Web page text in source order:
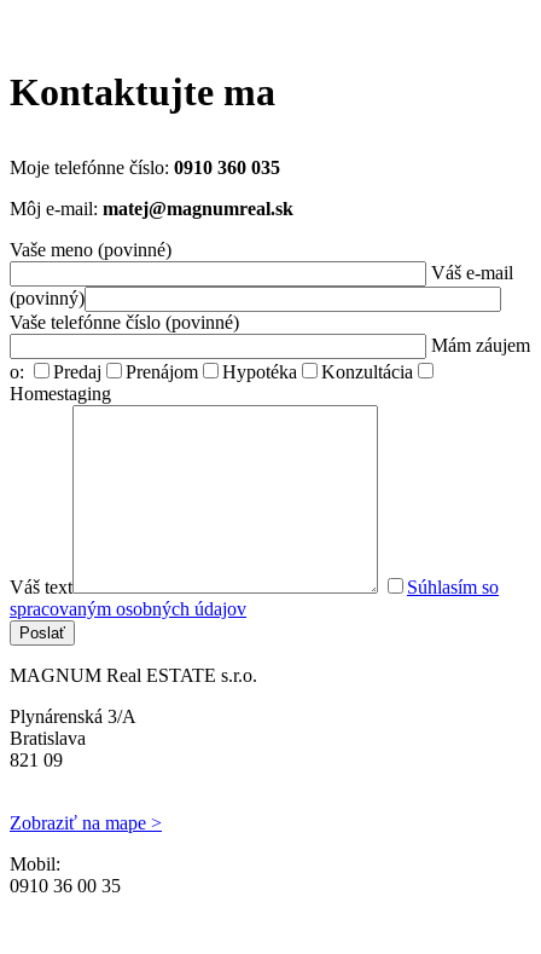
Kontaktujte ma
Moje telefónne číslo: 0910 360 035
Môj e-mail: matej@magnumreal.sk
Vaše meno (povinné)
Váš e-mail
(povinný)
Vaše telefónne číslo (povinné)
Mám záujem
o:
Predaj Prenájom Hypotéka
Konzultácia
Homestaging
Váš text
Súhlasím so
spracovaným osobných údajov
MAGNUM Real ESTATE s.r.o.
Plynárenská 3/A
Bratislava
821 09
Zobraziť na mape >
Mobil:
0910 36 00 35